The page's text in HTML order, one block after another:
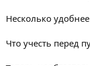
Несколько
Что учесть перед